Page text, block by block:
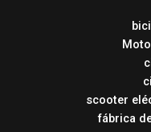
scooter
fábrica